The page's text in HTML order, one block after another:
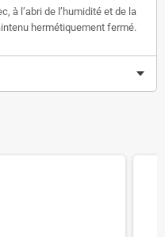
à l’abri de l’humidité et de la
hermétiquement fermé.